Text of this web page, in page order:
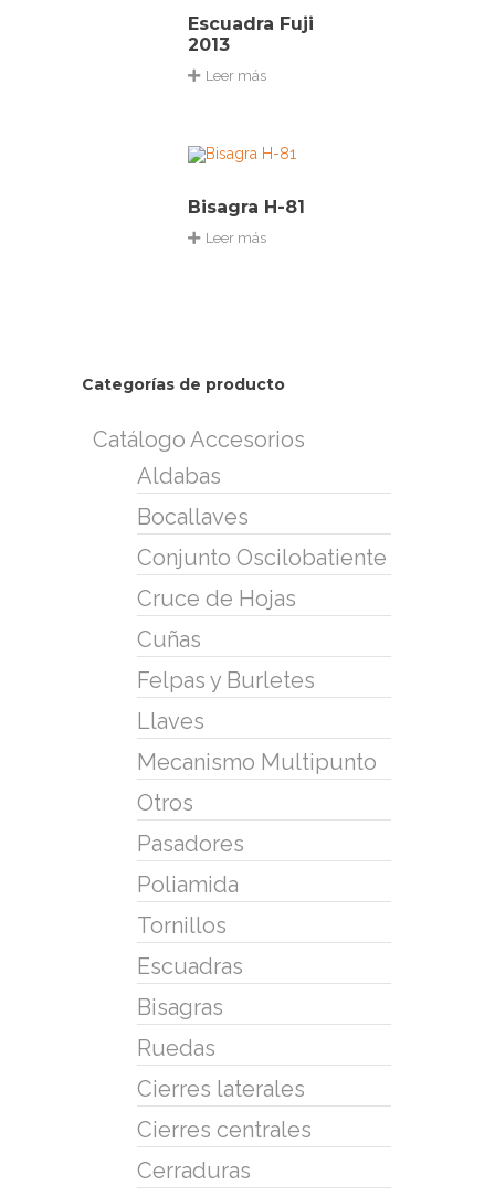
Escuadra Fuji
2013
Leer más
Bisagra H-81
Leer más
Categorías de producto
Catálogo Accesorios
Aldabas
Bocallaves
Conjunto Oscilobatiente
Cruce de Hojas
Cuñas
Felpas y Burletes
Llaves
Mecanismo Multipunto
Otros
Pasadores
Poliamida
Tornillos
Escuadras
Bisagras
Ruedas
Cierres laterales
Cierres centrales
Cerraduras